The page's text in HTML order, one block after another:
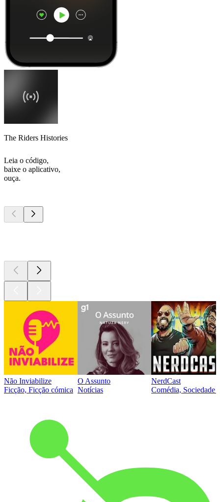
The Riders Histories
Leia o código,
baixe o aplicativo,
ouça.
Não Inviabilize
Ficção, Ficção cómica
O Assunto
Notícias
NerdCast
Comédia, Sociedade